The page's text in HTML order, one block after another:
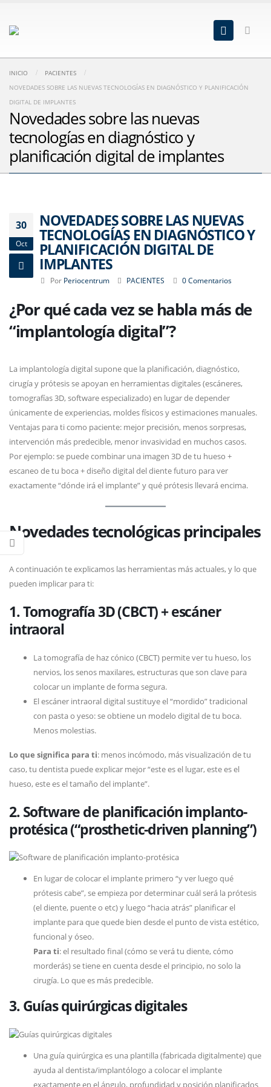
INICIO
PACIENTES
NOVEDADES SOBRE LAS NUEVAS TECNOLOGÍAS EN DIAGNÓSTICO Y PLANIFICACIÓN
DIGITAL DE IMPLANTES
Novedades sobre las nuevas
tecnologías en diagnóstico y
planificación digital de implantes
30
Oct
NOVEDADES SOBRE LAS NUEVAS
TECNOLOGÍAS EN DIAGNÓSTICO Y
PLANIFICACIÓN DIGITAL DE
IMPLANTES
Por Periocentrum PACIENTES 0 Comentarios
¿Por qué cada vez se habla más de
“implantología digital”?
La implantología digital supone que la planificación, diagnóstico,
cirugía y prótesis se apoyan en herramientas digitales (escáneres,
tomografías 3D, software especializado) en lugar de depender
únicamente de experiencias, moldes físicos y estimaciones manuales.
Ventajas para ti como paciente: mejor precisión, menos sorpresas,
intervención más predecible, menor invasividad en muchos casos.
Por ejemplo: se puede combinar una imagen 3D de tu hueso +
escaneo de tu boca + diseño digital del diente futuro para ver
exactamente “dónde irá el implante” y qué prótesis llevará encima.
Novedades tecnológicas principales
A continuación te explicamos las herramientas más actuales, y lo que
pueden implicar para ti:
1. Tomografía 3D (CBCT) + escáner
intraoral
La tomografía de haz cónico (CBCT) permite ver tu hueso, los
nervios, los senos maxilares, estructuras que son clave para
colocar un implante de forma segura.
El escáner intraoral digital sustituye el “mordido” tradicional
con pasta o yeso: se obtiene un modelo digital de tu boca.
Menos molestias.
Lo que significa para ti: menos incómodo, más visualización de tu
caso, tu dentista puede explicar mejor “este es el lugar, este es el
hueso, este es el tamaño del implante”.
2. Software de planificación implanto-
protésica (“prosthetic-driven planning”)
En lugar de colocar el implante primero “y ver luego qué
prótesis cabe”, se empieza por determinar cuál será la prótesis
(el diente, puente o etc) y luego “hacia atrás” planificar el
implante para que quede bien desde el punto de vista estético,
funcional y óseo.
Para ti: el resultado final (cómo se verá tu diente, cómo
morderás) se tiene en cuenta desde el principio, no solo la
cirugía. Lo que es más predecible.
3. Guías quirúrgicas digitales
Una guía quirúrgica es una plantilla (fabricada digitalmente) que
ayuda al dentista/implantólogo a colocar el implante
exactamente en el ángulo, profundidad y posición planificados